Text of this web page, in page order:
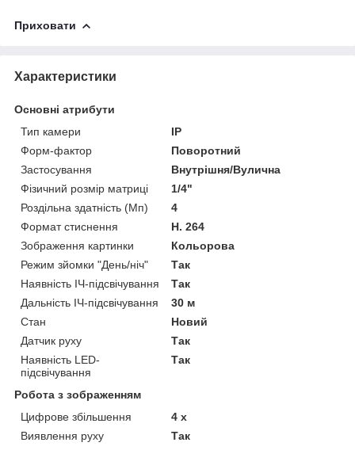
Приховати
Характеристики
Основні атрибути
Тип камери
IP
Форм-фактор
Поворотний
Застосування
Внутрішня/Вулична
Фізичний розмір матриці
1/4"
Роздільна здатність (Мп)
4
Формат стиснення
H. 264
Зображення картинки
Кольорова
Режим зйомки "День/ніч"
Так
Наявність ІЧ-підсвічування
Так
Дальність ІЧ-підсвічування
30 м
Стан
Новий
Датчик руху
Так
Наявність LED-
підсвічування
Так
Робота з зображенням
Цифрове збільшення
4 х
Виявлення руху
Так